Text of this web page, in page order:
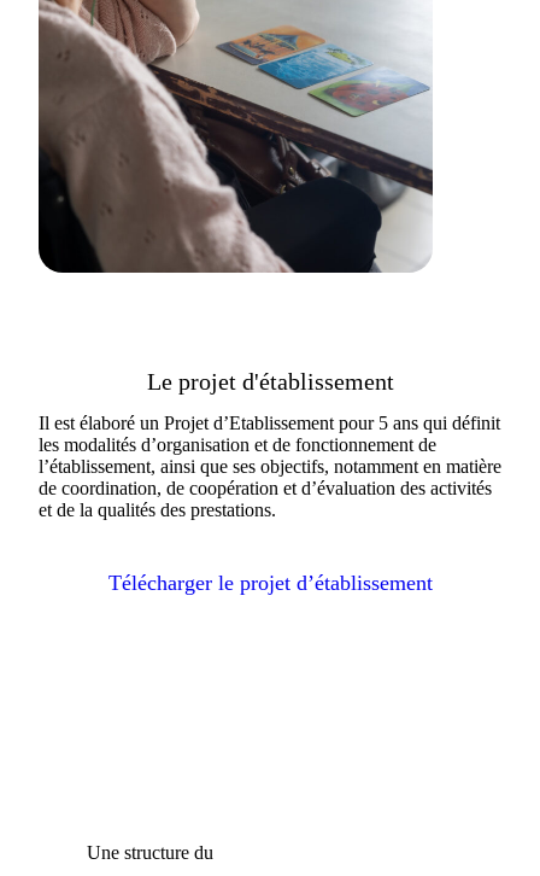
Le projet d'établissement
Il est élaboré un Projet d’Etablissement pour 5 ans qui définit
les modalités d’organisation et de fonctionnement de
l’établissement, ainsi que ses objectifs, notamment en matière
de coordination, de coopération et d’évaluation des activités
et de la qualités des prestations.
Télécharger le projet d’établissement
Une structure du